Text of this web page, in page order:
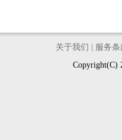
关于我们 服务条
Copyright(C)